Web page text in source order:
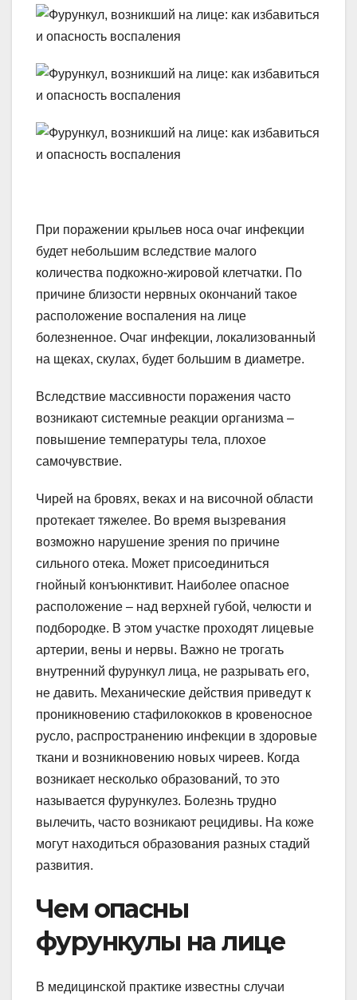
При поражении крыльев носа очаг инфекции
будет небольшим вследствие малого
количества подкожно-жировой клетчатки. По
причине близости нервных окончаний такое
расположение воспаления на лице
болезненное. Очаг инфекции, локализованный
на щеках, скулах, будет большим в диаметре.
Вследствие массивности поражения часто
возникают системные реакции организма –
повышение температуры тела, плохое
самочувствие.
Чирей на бровях, веках и на височной области
протекает тяжелее. Во время вызревания
возможно нарушение зрения по причине
сильного отека. Может присоединиться
гнойный конъюнктивит. Наиболее опасное
расположение – над верхней губой, челюсти и
подбородке. В этом участке проходят лицевые
артерии, вены и нервы. Важно не трогать
внутренний фурункул лица, не разрывать его,
не давить. Механические действия приведут к
проникновению стафилококков в кровеносное
русло, распространению инфекции в здоровые
ткани и возникновению новых чиреев. Когда
возникает несколько образований, то это
называется фурункулез. Болезнь трудно
вылечить, часто возникают рецидивы. На коже
могут находиться образования разных стадий
развития.
Чем опасны
фурункулы на лице
В медицинской практике известны случаи